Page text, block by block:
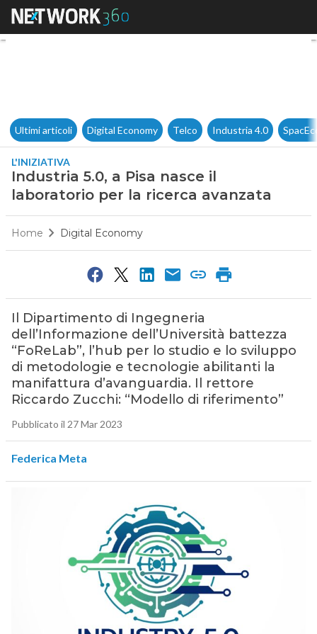
Industria 5.0, a Pisa nasce il
Ultimi articoli Digital Economy Telco Industria 4.0
L'INIZIATIVA
Industria 5.0, a Pisa nasce il
laboratorio per la ricerca avanzata
Home Digital Economy
Il Dipartimento di Ingegneria
dell’Informazione dell’Università battezza
“FoReLab”, l’hub per lo studio e lo sviluppo
di metodologie e tecnologie abilitanti la
manifattura d’avanguardia. Il rettore
Riccardo Zucchi: “Modello di riferimento”
Pubblicato il 27 Mar 2023
Federica Meta